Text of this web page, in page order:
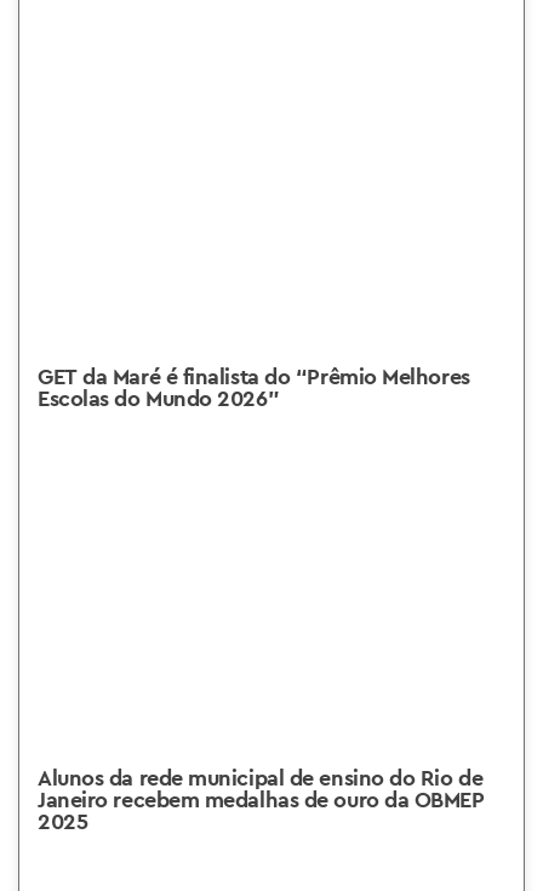
GET da Maré é finalista do “Prêmio Melhores
Escolas do Mundo 2026”
Alunos da rede municipal de ensino do Rio de
Janeiro recebem medalhas de ouro da OBMEP
2025